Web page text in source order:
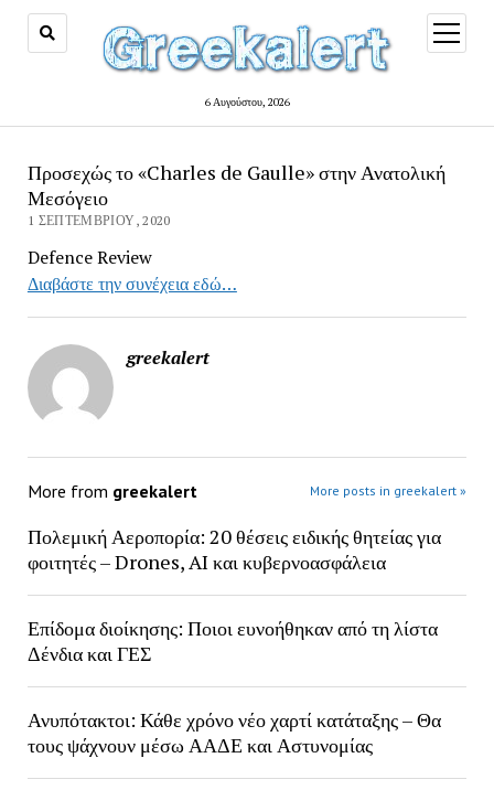
6 Αυγούστου, 2026
open
menu
Προσεχώς το «Charles de Gaulle» στην Ανατολική
Μεσόγειο
1 ΣΕΠΤΕΜΒΡΊΟΥ, 2020
Defence Review
Διαβάστε την συνέχεια εδώ…
greekalert
More from greekalert More posts in greekalert »
Πολεμική Αεροπορία: 20 θέσεις ειδικής θητείας για
φοιτητές – Drones, AI και κυβερνοασφάλεια
Επίδομα διοίκησης: Ποιοι ευνοήθηκαν από τη λίστα
Δένδια και ΓΕΣ
Ανυπότακτοι: Κάθε χρόνο νέο χαρτί κατάταξης – Θα
τους ψάχνουν μέσω ΑΑΔΕ και Αστυνομίας